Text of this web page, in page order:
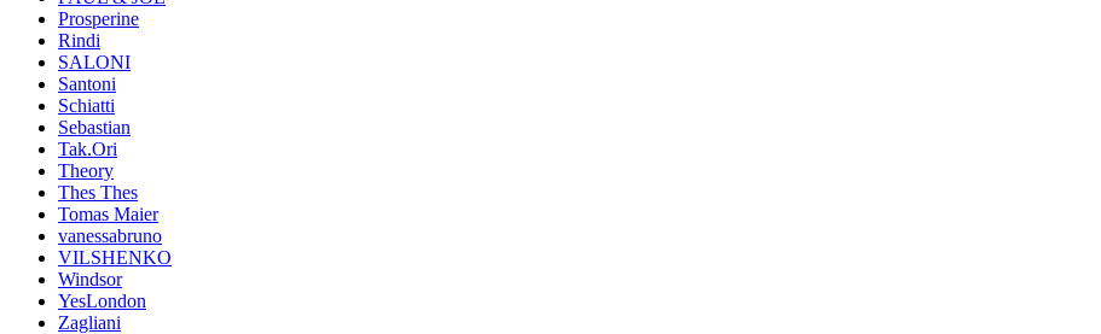
Prosperine
Rindi
SALONI
Santoni
Schiatti
Sebastian
Tak.Ori
Theory
Thes Thes
Tomas Maier
vanessabruno
VILSHENKO
Windsor
YesLondon
Zagliani